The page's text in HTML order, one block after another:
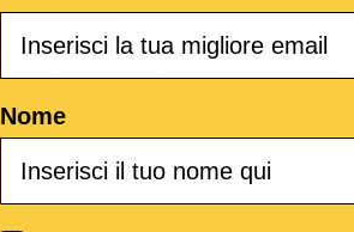
della
Abbonamento
Allsongs
Nome